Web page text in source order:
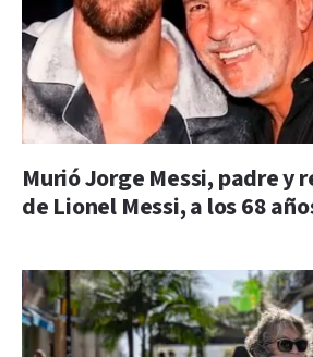
Murió Jorge Messi, padre y
de Lionel Messi, a los 68